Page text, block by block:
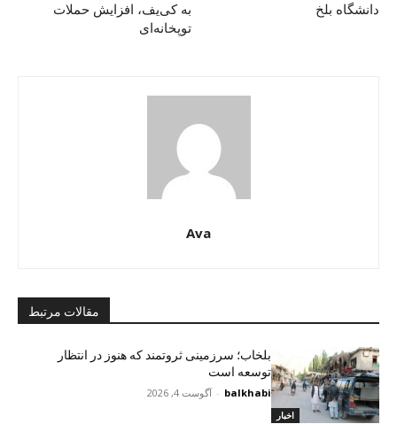
به کی‌یف، افزایش حملات
توپخانه‌ای
دانشگاه بلخ
Ava
مقالات مرتبط
اخبار
بلخاب؛ سرزمینی ثروتمند که هنوز در انتظار
توسعه است
balkhabi
- آگوست 4, 2026